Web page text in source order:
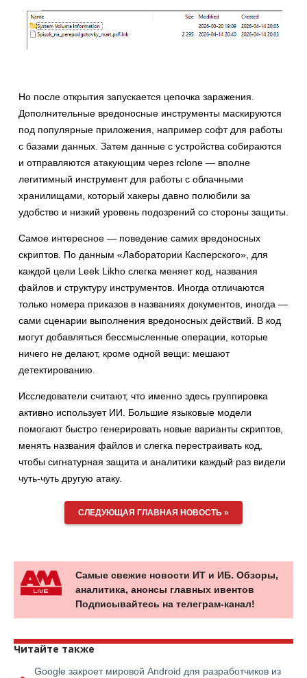
Но после открытия запускается цепочка заражения.
Дополнительные вредоносные инструменты маскируются
под популярные приложения, например софт для работы
с базами данных. Затем данные с устройства собираются
и отправляются атакующим через rclone — вполне
легитимный инструмент для работы с облачными
хранилищами, который хакеры давно полюбили за
удобство и низкий уровень подозрений со стороны защиты.
Самое интересное — поведение самих вредоносных
скриптов. По данным «Лаборатории Касперского», для
каждой цели Leek Likho слегка меняет код, названия
файлов и структуру инструментов. Иногда отличаются
только номера приказов в названиях документов, иногда —
сами сценарии выполнения вредоносных действий. В код
могут добавляться бессмысленные операции, которые
ничего не делают, кроме одной вещи: мешают
детектированию.
Исследователи считают, что именно здесь группировка
активно использует ИИ. Большие языковые модели
помогают быстро генерировать новые варианты скриптов,
менять названия файлов и слегка перестраивать код,
чтобы сигнатурная защита и аналитики каждый раз видели
чуть-чуть другую атаку.
СЛЕДУЮЩАЯ ГЛАВНАЯ НОВОСТЬ »
Самые свежие новости ИТ и ИБ. Обзоры,
аналитика, анонсы главных ивентов
Подписывайтесь на телеграм-канал!
Читайте также
Google закроет мировой Android для разработчиков из